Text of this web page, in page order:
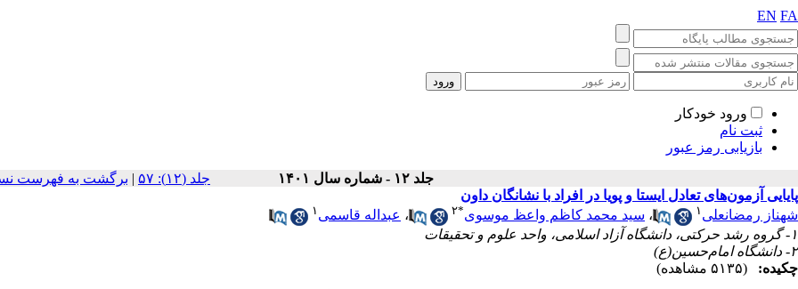
EN FA
ورود خودکار
ثبت نام
بازیابی رمز عبور
جلد ۱۲ - شماره سال ۱۴۰۱ ‫جلد (۱۲): ۵۷ | برگشت به فهرست
پایایی آزمون‌های تعادل ایستا و پویا در افراد با نشانگان داون
شهناز رمضانعلی ۱ ، سید محمد کاظم واعظ موسوی*۲ ، عبداله قاسمی ۱
۱- گروه رشد حرکتی، دانشگاه آزاد اسلامی، واحد علوم و تحقیقات
۲- دانشگاه امام‌حسین(ع)
چکیده:
(۵۱۳۵ مشاهده)